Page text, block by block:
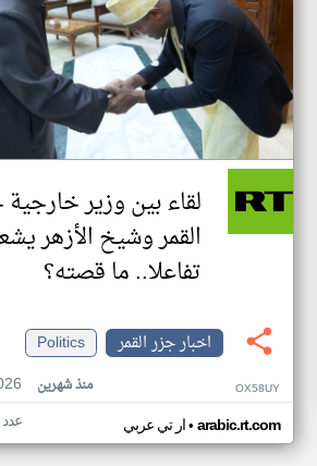
لقاء بين وزير
القمر وشيخ الأزهر
تفاعلا.. ما قصته؟
اخبار جزر القمر
Politics
منذ شهرين OX58UY
ار تي عربي• arabic.rt.com عدد